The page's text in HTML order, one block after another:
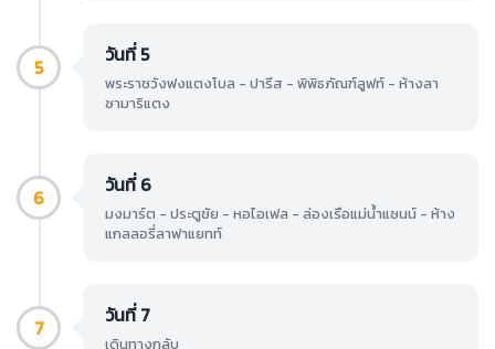
5 วันที่ 5
พระราชวังฟงแตงโบล - ปารีส - พิพิธภัณฑ์ลูฟท์ - ห้างลา
ซามาริแตง
6 วันที่ 6
มงมาร์ต - ประตูชัย - หอไอเฟล - ล่องเรือแม่น้ำแซนน์ - ห้าง
แกลลอรี่ลาฟาแยทท์
7 วันที่ 7
เดินทางกลับ